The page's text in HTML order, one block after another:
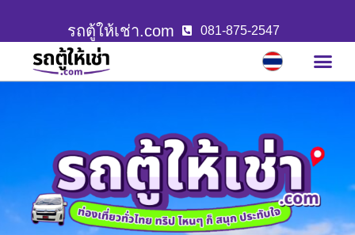
รถตู้ให้เช่า.com 081-875-2547